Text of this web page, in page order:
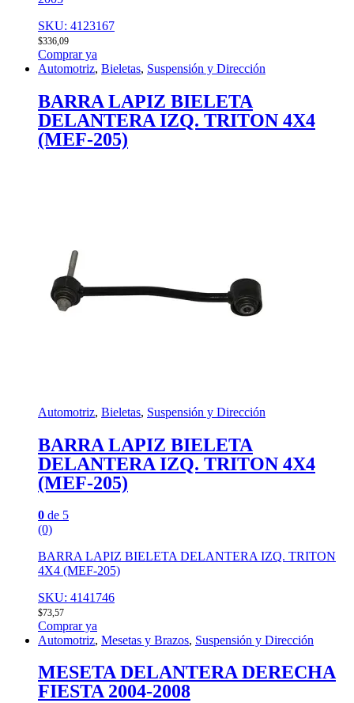
SKU: 4123167
$336,09
Comprar ya
Automotriz, Bieletas, Suspensión y Dirección
BARRA LAPIZ BIELETA
DELANTERA IZQ. TRITON 4X4
(MEF-205)
Automotriz, Bieletas, Suspensión y Dirección
BARRA LAPIZ BIELETA
DELANTERA IZQ. TRITON 4X4
(MEF-205)
0 de 5
(0)
BARRA LAPIZ BIELETA DELANTERA IZQ. TRITON
4X4 (MEF-205)
SKU: 4141746
$73,57
Comprar ya
Automotriz, Mesetas y Brazos, Suspensión y Dirección
MESETA DELANTERA DERECHA
FIESTA 2004-2008